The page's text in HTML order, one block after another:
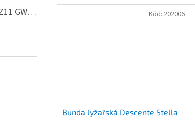
Fischer RC4 RCS Allride + RC4 Z11 GW PR
Bunda lyžařská Descente Stella
Kód: 202006